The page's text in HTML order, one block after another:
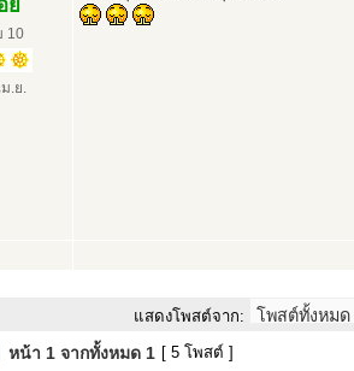
ย
10
ม.ย.
แสดงโพสต์จาก:
หน้า 1 จากทั้งหมด 1 [ 5 โพสต์ ]